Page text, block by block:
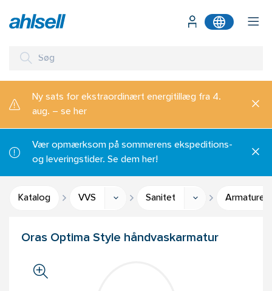
Ny sats for ekstraordinært energitillæg fra 4.
aug. – se her
Vær opmærksom på sommerens ekspeditions-
og leveringstider. Se dem her!
Katalog VVS Sanitet Armaturer
Oras Optima Style håndvaskarmatur